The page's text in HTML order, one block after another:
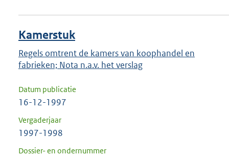
Kamerstuk
Regels omtrent de kamers van koophandel en
fabrieken; Nota n.a.v. het verslag
Datum publicatie
16-12-1997
Vergaderjaar
1997-1998
Dossier- en ondernummer